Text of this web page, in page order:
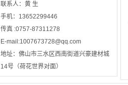
联系人： 黄 生
手机：
13652299446
传真 :0757-87311278
E-mail:1007673728@qq.com
地址： 佛山市三水区西南街道兴豪建材城
14号（荷花世界对面）